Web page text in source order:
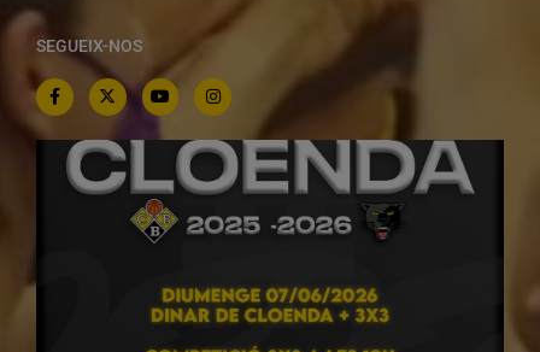
SEGUEIX-NOS